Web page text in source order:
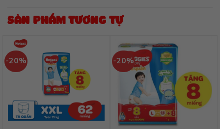
SẢN PHẨM TƯƠNG TỰ
-20% -20%